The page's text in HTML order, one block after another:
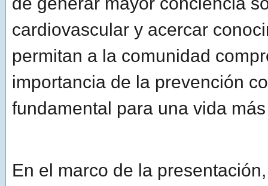
cardiovascular y acercar
permitan a la comunidad
importancia de la prevención
fundamental para una vida
En el marco de la